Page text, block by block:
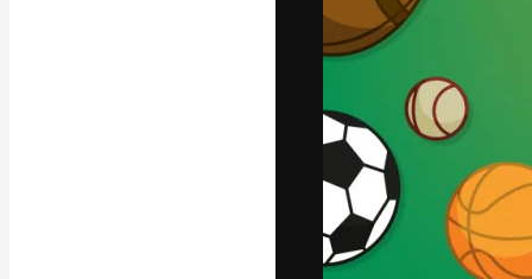
Copyright © 2010-